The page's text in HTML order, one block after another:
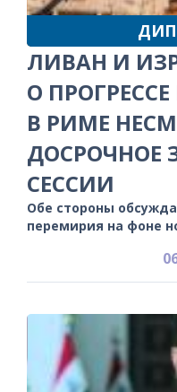
ЛИВАН И
О
В РИМЕ
ДОСРОЧНОЕ
СЕССИИ
Обе стороны
перемирия на фоне